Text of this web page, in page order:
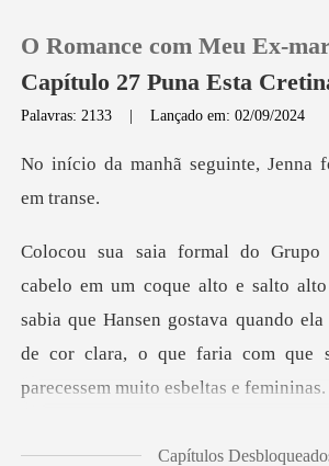
Histórico
Sair
O Romance com Meu Ex-
Capítulo 27 Puna Esta
Palavras: 2133 |Lançado em: 02/09/2024
guinte, Jenna
sabia que Hansen gostava quando
de cor
Capítulos